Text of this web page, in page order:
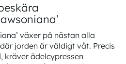
växer på nästan alla
jorden är väldigt våt. Precis
kräver ädelcypressen